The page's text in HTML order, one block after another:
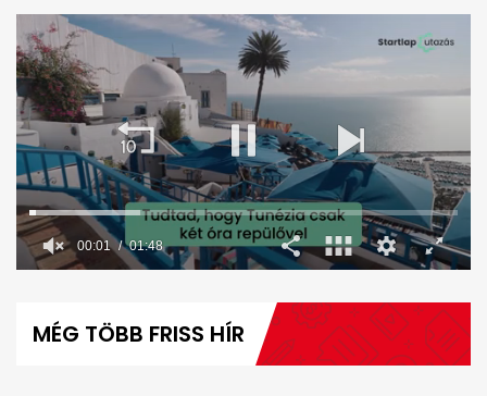
minute,
00:02 01:48
MÉG TÖBB FRISS HÍR